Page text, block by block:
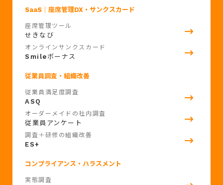
SaaS ｜座席管理DX・サンクスカード
座席管理ツール
せきなび
オンラインサンクスカード
Smile ボーナス
従業員調査・組織改善
従業員満足度調査
ASQ
オーダーメイドの社内調査
従業員アンケート
調査＋研修の組織改善
ES+
コンプライアンス・ハラスメント
実態調査